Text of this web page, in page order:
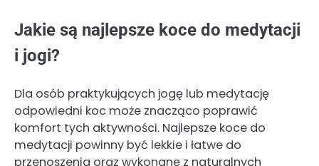
Jakie są najlepsze koce do medytacji
i jogi?
Dla osób praktykujących jogę lub medytację
odpowiedni koc może znacząco poprawić
komfort tych aktywności. Najlepsze koce do
medytacji powinny być lekkie i łatwe do
przenoszenia oraz wykonane z naturalnych